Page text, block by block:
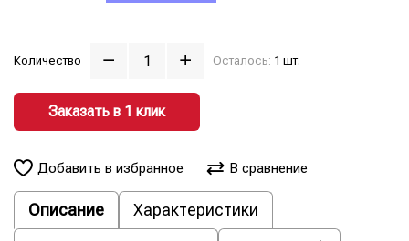
Количество Осталось: 1 шт.
Заказать в 1 клик
Добавить в избранное В сравнение
Описание
Характеристики